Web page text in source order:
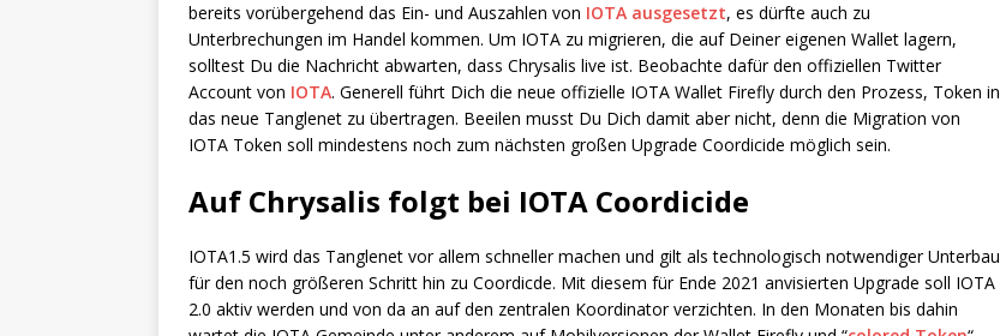
bereits vorübergehend das Ein- und Auszahlen von IOTA ausgesetzt, es dürfte auch zu
Unterbrechungen im Handel kommen. Um IOTA zu migrieren, die auf Deiner eigenen Wallet lagern,
solltest Du die Nachricht abwarten, dass Chrysalis live ist. Beobachte dafür den offiziellen Twitter
Account von IOTA. Generell führt Dich die neue offizielle IOTA Wallet Firefly durch den Prozess, Token in
das neue Tanglenet zu übertragen. Beeilen musst Du Dich damit aber nicht, denn die Migration von
IOTA Token soll mindestens noch zum nächsten großen Upgrade Coordicide möglich sein.
Auf Chrysalis folgt bei IOTA Coordicide
IOTA1.5 wird das Tanglenet vor allem schneller machen und gilt als technologisch notwendiger Unterbau
für den noch größeren Schritt hin zu Coordicde. Mit diesem für Ende 2021 anvisierten Upgrade soll IOTA
2.0 aktiv werden und von da an auf den zentralen Koordinator verzichten. In den Monaten bis dahin